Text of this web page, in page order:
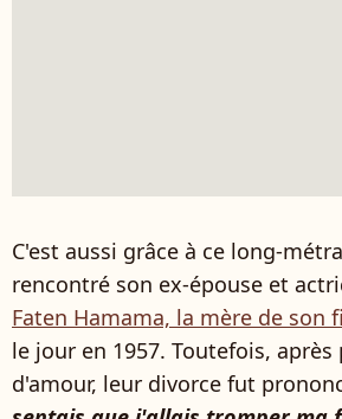
C'est aussi grâce à ce long-
rencontré son ex-épouse et
Faten Hamama, la mère de son
le jour en 1957. Toutefois, après
d'amour, leur divorce fut